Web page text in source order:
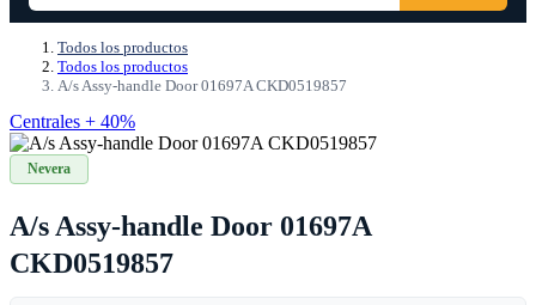
Todos los productos
Todos los productos
A/s Assy-handle Door 01697A CKD0519857
Centrales + 40%
Nevera
A/s Assy-handle Door 01697A
CKD0519857